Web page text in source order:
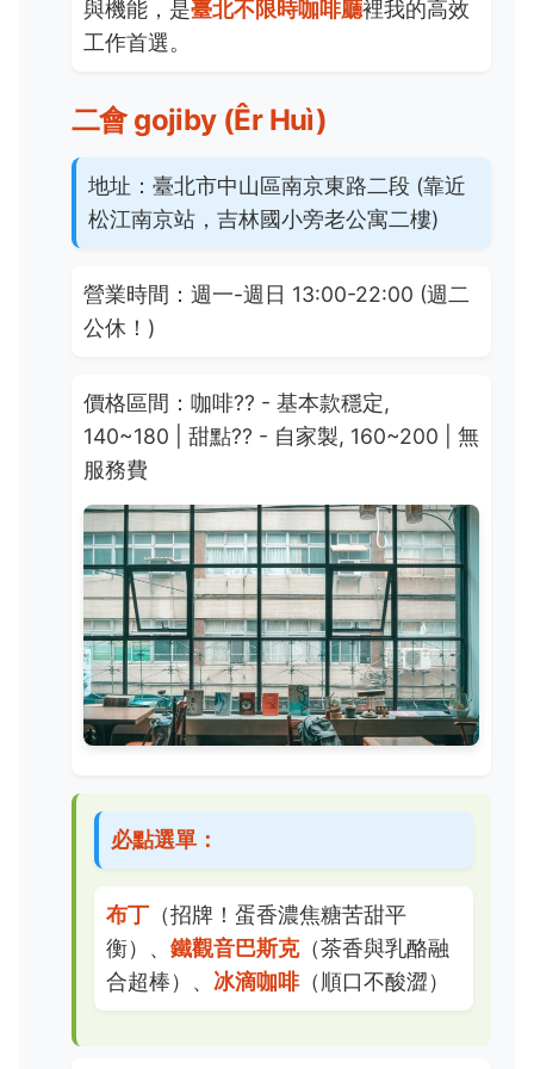
與機能，是臺北不限時咖啡廳裡我的高效
工作首選。
二會 gojiby (Êr Huì)
地址： 臺北市中山區南京東路二段 (靠近
松江南京站，吉林國小旁老公寓二樓)
營業時間： 週一-週日 13:00-22:00 (週二
公休！)
價格區間： 咖啡?? - 基本款穩定,
140~180 | 甜點?? - 自家製, 160~200 | 無
服務費
必點選單：
布丁 （招牌！蛋香濃焦糖苦甜平
衡）、 鐵觀音巴斯克（茶香與乳酪融
合超棒）、 冰滴咖啡（順口不酸澀）